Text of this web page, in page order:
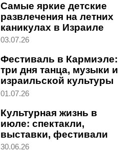
Самые яркие детские
развлечения на летних
каникулах в Израиле
03.07.26
Фестиваль в Кармиэле:
три дня танца, музыки и
израильской культуры
01.07.26
Культурная жизнь в
июле: спектакли,
выставки, фестивали
30.06.26